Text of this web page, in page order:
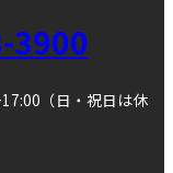
3900
（日・祝日は休